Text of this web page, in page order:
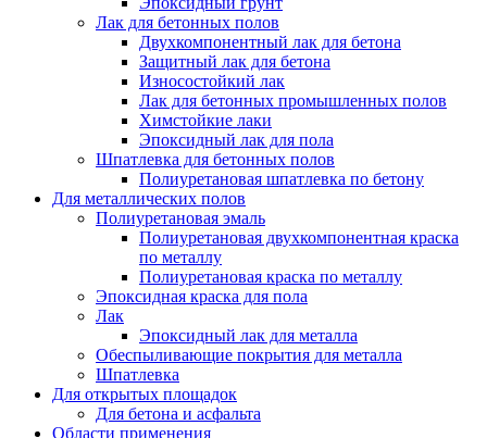
Лак для бетонных полов
Двухкомпонентный лак для бетона
Защитный лак для бетона
Износостойкий лак
Лак для бетонных промышленных полов
Химстойкие лаки
Эпоксидный лак для пола
Шпатлевка для бетонных полов
Полиуретановая шпатлевка по бетону
Для металлических полов
Полиуретановая эмаль
Полиуретановая двухкомпонентная краска
по металлу
Полиуретановая краска по металлу
Эпоксидная краска для пола
Лак
Эпоксидный лак для металла
Обеспыливающие покрытия для металла
Шпатлевка
Для открытых площадок
Для бетона и асфальта
Области применения